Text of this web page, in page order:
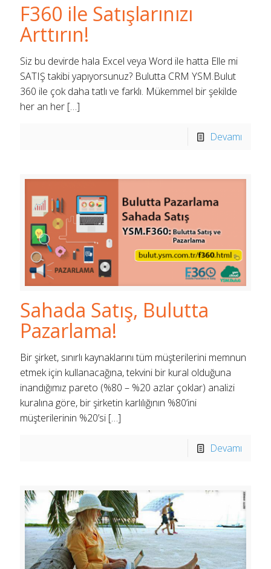
F360 ile Satışlarınızı
Arttırın!
Siz bu devirde hala Excel veya Word ile hatta Elle mi
SATIŞ takibi yapıyorsunuz? Bulutta CRM YSM.Bulut
360 ile çok daha tatlı ve farklı. Mükemmel bir şekilde
her an her […]
Devamı
Sahada Satış, Bulutta
Pazarlama!
Bir şirket, sınırlı kaynaklarını tüm müşterilerini memnun
etmek için kullanacağına, tekvini bir kural olduğuna
inandığımız pareto (%80 – %20 azlar çoklar) analizi
kuralına göre, bir şirketin karlılığının %80’ini
müşterilerinin %20’si […]
Devamı